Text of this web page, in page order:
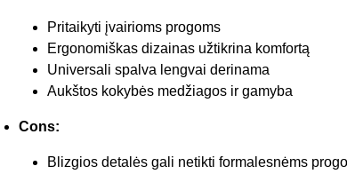
Pritaikyti įvairioms progoms
Ergonomiškas dizainas užtikrina komfortą
Universali spalva lengvai derinama
Aukštos kokybės medžiagos ir gamyba
Cons:
Blizgios detalės gali netikti formalesnėms